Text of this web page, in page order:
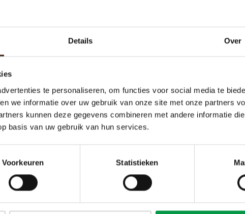
Details Over
te personaliseren, om functies voor social media te
we informatie over uw gebruik van onze site met onze partners
kunnen deze gegevens combineren met andere informatie
basis van uw gebruik van hun services.
Voorkeuren Statistieken